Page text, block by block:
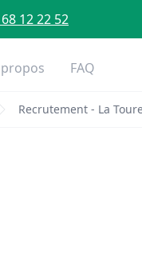
12 22 52
FAQ
Recrutement - La